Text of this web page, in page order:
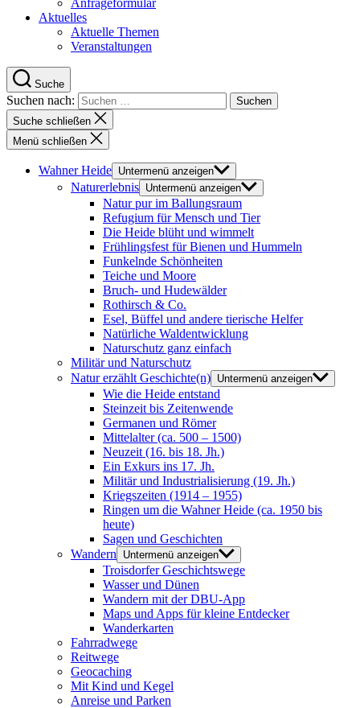
Anfrageformular
Aktuelles
Aktuelle Themen
Veranstaltungen
Suche
Suchen nach:
Suche schließen
Menü schließen
Wahner Heide Untermenü anzeigen
Naturerlebnis Untermenü anzeigen
Natur pur im Ballungsraum
Refugium für Mensch und Tier
Die Heide blüht und wimmelt
Frühlingsfest für Bienen und Hummeln
Funkelnde Schönheiten
Teiche und Moore
Bruch- und Hudewälder
Rothirsch & Co.
Esel, Büffel und andere tierische Helfer
Natürliche Waldentwicklung
Naturschutz ganz einfach
Militär und Naturschutz
Natur erzählt Geschichte(n) Untermenü anzeigen
Wie die Heide entstand
Steinzeit bis Zeitenwende
Germanen und Römer
Mittelalter (ca. 500 – 1500)
Neuzeit (16. bis 18. Jh.)
Ein Exkurs ins 17. Jh.
Militär und Industrialisierung (19. Jh.)
Kriegszeiten (1914 – 1955)
Ringen um die Wahner Heide (ca. 1950 bis
heute)
Sagen und Geschichten
Wandern
Untermenü anzeigen
Troisdorfer Geschichtswege
Wasser und Dünen
Wandern mit der DBU-App
Maps und Apps für kleine Entdecker
Wanderkarten
Fahrradwege
Reitwege
Geocaching
Mit Kind und Kegel
Anreise und Parken